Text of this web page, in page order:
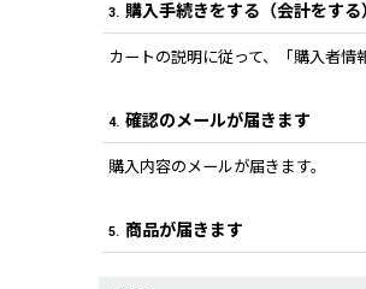
3. 購入手続きをする（会計をする
カートの説明に従って、「購入者情
4. 確認のメールが届きます
購入内容のメールが届きます。
5. 商品が届きます